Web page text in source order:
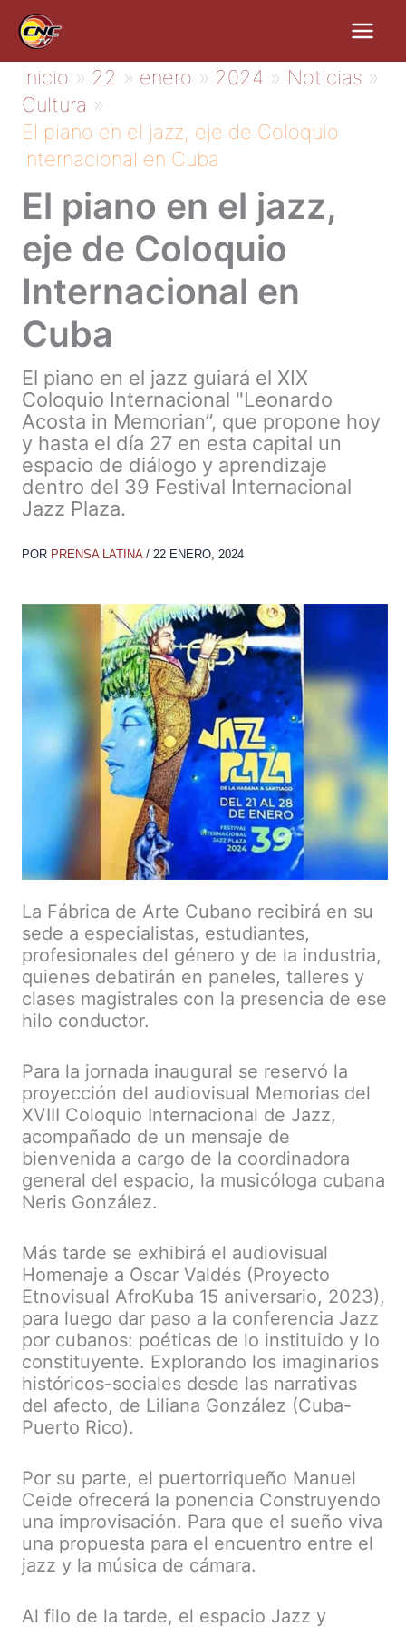
contenido
Inicio 22 enero 2024
Noticias
Cultura
El piano en el jazz, eje de Coloquio
Internacional en Cuba
El piano en el jazz,
eje de Coloquio
Internacional en
Cuba
El piano en el jazz guiará el XIX
Coloquio Internacional "Leonardo
Acosta in Memorian”, que propone hoy
y hasta el día 27 en esta capital un
espacio de diálogo y aprendizaje
dentro del 39 Festival Internacional
Jazz Plaza.
POR PRENSA LATINA / 22 ENERO, 2024
La Fábrica de Arte Cubano recibirá en su
sede a especialistas, estudiantes,
profesionales del género y de la industria,
quienes debatirán en paneles, talleres y
clases magistrales con la presencia de ese
hilo conductor.
Para la jornada inaugural se reservó la
proyección del audiovisual Memorias del
XVIII Coloquio Internacional de Jazz,
acompañado de un mensaje de
bienvenida a cargo de la coordinadora
general del espacio, la musicóloga cubana
Neris González.
Más tarde se exhibirá el audiovisual
Homenaje a Oscar Valdés (Proyecto
Etnovisual AfroKuba 15 aniversario, 2023),
para luego dar paso a la conferencia Jazz
por cubanos: poéticas de lo instituido y lo
constituyente. Explorando los imaginarios
históricos-sociales desde las narrativas
del afecto, de Liliana González (Cuba-
Puerto Rico).
Por su parte, el puertorriqueño Manuel
Ceide ofrecerá la ponencia Construyendo
una improvisación. Para que el sueño viva
una propuesta para el encuentro entre el
jazz y la música de cámara.
Al filo de la tarde, el espacio Jazz y